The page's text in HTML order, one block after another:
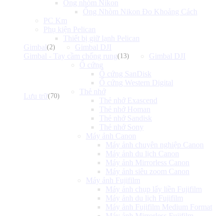
Ống nhòm Nikon
Ống Nhòm Nikon Đo Khoảng Cách
PC Km
Phụ kiện Pelican
Thiết bị giữ lạnh Pelican
Gimbal (2)
Gimbal DJI
Gimbal - Tay cầm chống rung(13) Gimbal DJI
Lưu trữ(70)
Ổ cứng
Ổ cứng SanDisk
Ổ cứng Western Digital
Thẻ nhớ
Thẻ nhớ Exascend
Thẻ nhớ Homan
Thẻ nhớ Sandisk
Thẻ nhớ Sony
Máy ảnh Canon
Máy ảnh chuyên nghiệp Canon
Máy ảnh du lịch Canon
Máy ảnh Mirrorless Canon
Máy ảnh siêu zoom Canon
Máy ảnh Fujifilm
Máy ảnh chụp lấy liền Fujifilm
Máy ảnh du lịch Fujifilm
Máy ảnh Fujifilm Medium Format